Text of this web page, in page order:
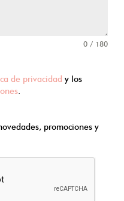
MUJER
0 / 180
de privacidad y los
.
promociones y